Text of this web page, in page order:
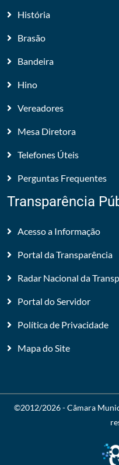
História
Brasão
Bandeira
Hino
Vereadores
Mesa Diretora
Telefones Úteis
Perguntas Frequentes
Transparência
Acesso a Informação
Portal da Transparência
Radar Nacional da
Portal do Servidor
Política de Privacidade
Mapa do Site
©2012/2026 -Câmara